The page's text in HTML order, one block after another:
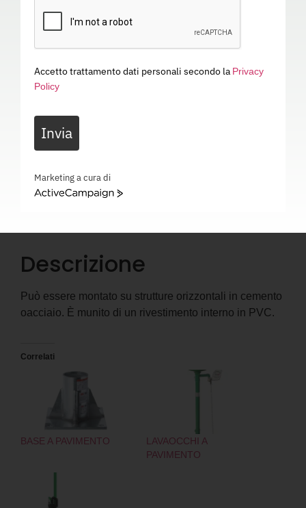
BASE A PAVIMENTO
11O113 Categoria
BASE A PAVIMENTO – ANCORAGGIO – 11O113
Descrizione
Può essere montato su strutture orizzontali in cemento
oacciaio. È munito di un rivestimento interno in PVC.
Correlati
BASE A PAVIMENTO
LAVAOCCHI A
PAVIMENTO
Accetto trattamento dati personali secondo la Privacy
Policy
Invia
Marketing a cura di
ActiveCampaign